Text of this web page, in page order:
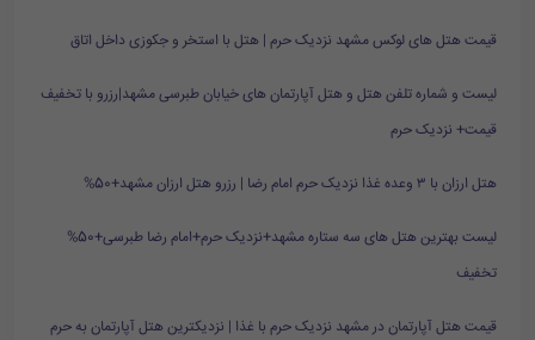
قیمت هتل های لوکس مشهد نزدیک حرم | هتل با استخر و جکوزی داخل اتاق
لیست و شماره تلفن هتل و هتل آپارتمان های خیابان طبرسی مشهد|رزرو با تخفیف
قیمت+ نزدیک حرم
هتل ارزان با ۳ وعده غذا نزدیک حرم امام رضا | رزرو هتل ارزان مشهد+50%
لیست بهترین هتل های سه ستاره مشهد+نزدیک حرم+امام رضا طبرسی+50%
تخفیف
قیمت هتل آپارتمان در مشهد نزدیک حرم با غذا | نزدیکترین هتل آپارتمان به حرم